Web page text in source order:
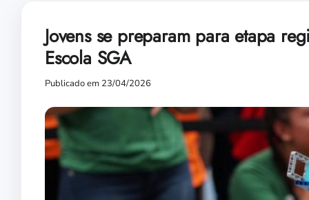
Jovens se preparam para etapa
Escola SGA
Publicado em 23/04/2026